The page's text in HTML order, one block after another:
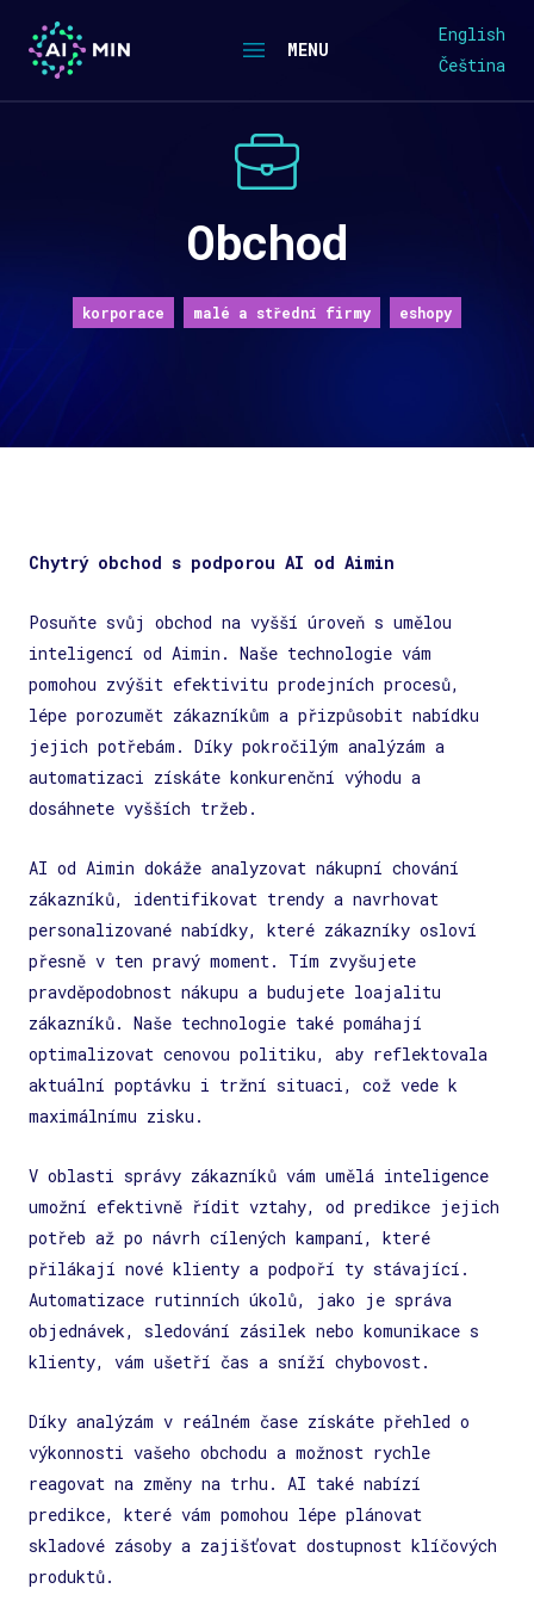
MENU
English
Čeština
Obchod
korporace malé a střední firmy eshopy
Chytrý obchod s podporou AI od Aimin
Posuňte svůj obchod na vyšší úroveň s umělou
inteligencí od Aimin. Naše technologie vám
pomohou zvýšit efektivitu prodejních procesů,
lépe porozumět zákazníkům a přizpůsobit nabídku
jejich potřebám. Díky pokročilým analýzám a
automatizaci získáte konkurenční výhodu a
dosáhnete vyšších tržeb.
AI od Aimin dokáže analyzovat nákupní chování
zákazníků, identifikovat trendy a navrhovat
personalizované nabídky, které zákazníky osloví
přesně v ten pravý moment. Tím zvyšujete
pravděpodobnost nákupu a budujete loajalitu
zákazníků. Naše technologie také pomáhají
optimalizovat cenovou politiku, aby reflektovala
aktuální poptávku i tržní situaci, což vede k
maximálnímu zisku.
V oblasti správy zákazníků vám umělá inteligence
umožní efektivně řídit vztahy, od predikce jejich
potřeb až po návrh cílených kampaní, které
přilákají nové klienty a podpoří ty stávající.
Automatizace rutinních úkolů, jako je správa
objednávek, sledování zásilek nebo komunikace s
klienty, vám ušetří čas a sníží chybovost.
Díky analýzám v reálném čase získáte přehled o
výkonnosti vašeho obchodu a možnost rychle
reagovat na změny na trhu. AI také nabízí
predikce, které vám pomohou lépe plánovat
skladové zásoby a zajišťovat dostupnost klíčových
produktů.